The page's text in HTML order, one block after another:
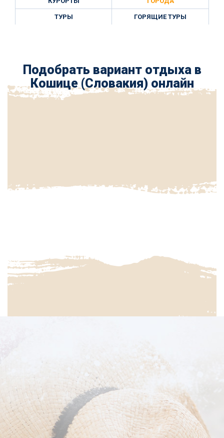
ТУРЫ ГОРЯЩИЕ ТУРЫ
Подобрать вариант отдыха в
Кошице (Словакия) онлайн